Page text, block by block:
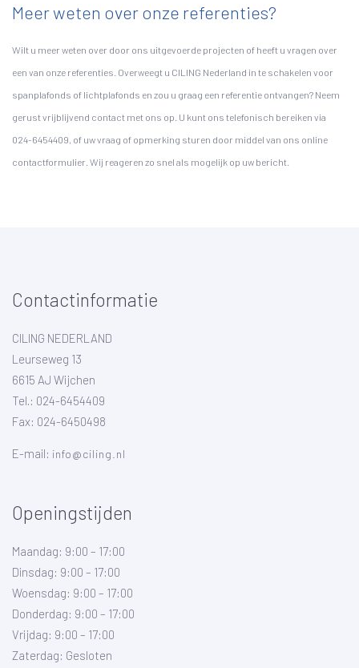
Meer weten over onze referenties?
Wilt u meer weten over door ons uitgevoerde projecten of heeft u vragen over
een van onze referenties. Overweegt u CILING Nederland in te schakelen voor
spanplafonds of lichtplafonds en zou u graag een referentie ontvangen? Neem
gerust vrijblijvend contact met ons op. U kunt ons telefonisch bereiken via
024-6454409, of uw vraag of opmerking sturen door middel van ons online
contactformulier. Wij reageren zo snel als mogelijk op uw bericht.
Contactinformatie
CILING NEDERLAND
Leurseweg 13
6615 AJ Wijchen
Tel.: 024-6454409
Fax: 024-6450498
E-mail: info@ciling.nl
Openingstijden
Maandag: 9:00 – 17:00
Dinsdag: 9:00 – 17:00
Woensdag: 9:00 – 17:00
Donderdag: 9:00 – 17:00
Vrijdag: 9:00 – 17:00
Zaterdag: Gesloten